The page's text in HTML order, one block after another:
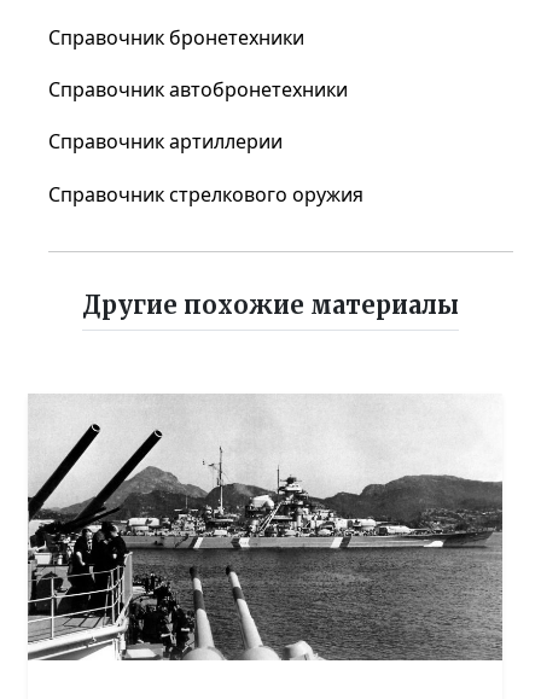
Справочник бронетехники
Справочник автобронетехники
Справочник артиллерии
Справочник стрелкового оружия
Другие похожие материалы